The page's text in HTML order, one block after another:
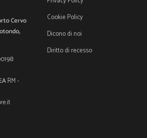
Cervo
RM -
Cookie Policy
Dicono di noi
Diritto di recesso